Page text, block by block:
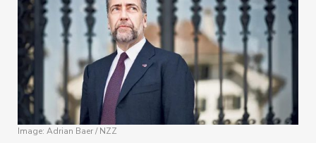
Image: Adrian Baer / NZZ